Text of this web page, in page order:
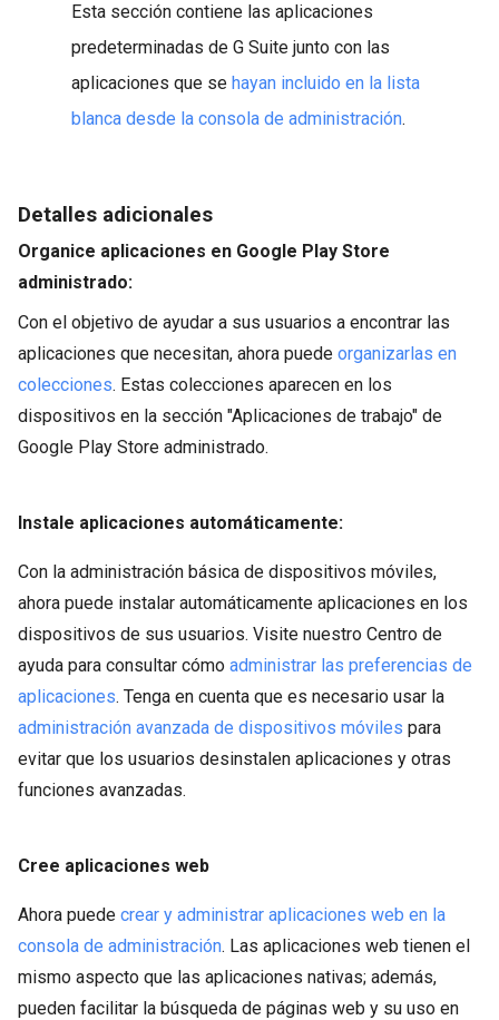
Esta sección contiene las aplicaciones
predeterminadas de G Suite junto con las
aplicaciones que se hayan incluido en la lista
blanca desde la consola de administración.
Detalles adicionales
Organice aplicaciones en Google Play Store
administrado:
Con el objetivo de ayudar a sus usuarios a encontrar las
aplicaciones que necesitan, ahora puede organizarlas en
colecciones. Estas colecciones aparecen en los
dispositivos en la sección "Aplicaciones de trabajo" de
Google Play Store administrado.
Instale aplicaciones automáticamente:
Con la administración básica de dispositivos móviles,
ahora puede instalar automáticamente aplicaciones en los
dispositivos de sus usuarios. Visite nuestro Centro de
ayuda para consultar cómo administrar las preferencias de
aplicaciones. Tenga en cuenta que es necesario usar la
administración avanzada de dispositivos móviles para
evitar que los usuarios desinstalen aplicaciones y otras
funciones avanzadas.
Cree aplicaciones web
Ahora puede crear y administrar aplicaciones web en la
consola de administración. Las aplicaciones web tienen el
mismo aspecto que las aplicaciones nativas; además,
pueden facilitar la búsqueda de páginas web y su uso en